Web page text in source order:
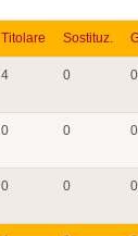
Titolare Sostituz.
4 0 0
0 0 0
0 0 0